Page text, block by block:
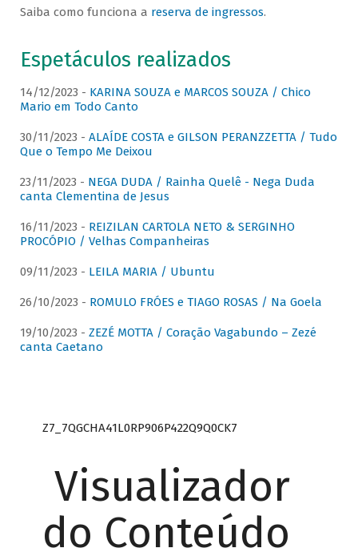
Saiba como funciona a reserva de ingressos.
Espetáculos realizados
14/12/2023 - KARINA SOUZA e MARCOS SOUZA / Chico
Mario em Todo Canto
30/11/2023 - ALAÍDE COSTA e GILSON PERANZZETTA / Tudo
Que o Tempo Me Deixou
23/11/2023 - NEGA DUDA / Rainha Quelê - Nega Duda
canta Clementina de Jesus
16/11/2023 - REIZILAN CARTOLA NETO & SERGINHO
PROCÓPIO / Velhas Companheiras
09/11/2023 - LEILA MARIA / Ubuntu
26/10/2023 - ROMULO FRÓES e TIAGO ROSAS / Na Goela
19/10/2023 - ZEZÉ MOTTA / Coração Vagabundo – Zezé
canta Caetano
Z7_7QGCHA41L0RP906P422Q9Q0CK7
Visualizador
do Conteúdo